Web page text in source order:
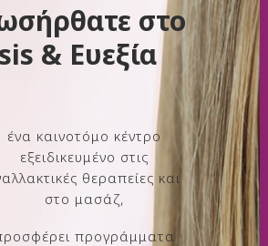
στο
& Ευεξία
ένα καινοτόμο κέντρο
εξειδικευμένο στις
θεραπείες και
στο μασάζ,
προγράμματα